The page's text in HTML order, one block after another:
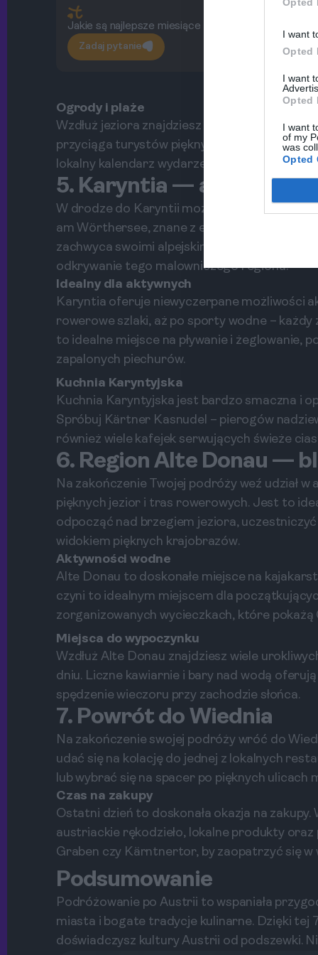
I want
Opted
I want
Opted
I want
of my
was
Opted
Jakie są najlepsze miesiące na wizytę w Austrii?
Zadaj pytanie
Ogrody i plaże
Wzdłuż jeziora znajdziesz wiele urokliwych
przyciąga turystów pięknymi ogrodami i
lokalny kalendarz wydarzeń, aby zobaczyć,
5. Karyntia — alpejskie
W drodze do Karyntii możesz zatrzymać się
am Wörthersee, znane z eleganckich willi
zachwyca swoimi alpejskimi krajobrazami
odkrywanie tego malowniczego regionu.
Idealny dla aktywnych
Karyntia oferuje niewyczerpane możliwości
rowerowe szlaki, aż po sporty wodne –
to idealne miejsce na pływanie i żeglowanie,
zapalonych piechurów.
Kuchnia Karyntyjska
Kuchnia Karyntyjska jest bardzo smaczna i
Spróbuj Kärtner Kasnudel – pierogów
również wiele kafejek serwujących świeże
6. Region Alte Donau —
Na zakończenie Twojej podróży weź udział
pięknych jezior i tras rowerowych. Jest to
odpocząć nad brzegiem jeziora,
widokiem pięknych krajobrazów.
Aktywności wodne
Alte Donau to doskonałe miejsce na
czyni to idealnym miejscem dla
zorganizowanych wycieczkach, które pokażą
Miejsca do wypoczynku
Wzdłuż Alte Donau znajdziesz wiele
dniu. Liczne kawiarnie i bary nad wodą
spędzenie wieczoru przy zachodzie słońca.
7. Powrót do Wiednia
Na zakończenie swojej podróży wróć do
udać się na kolację do jednej z lokalnych
lub wybrać się na spacer po pięknych ulicach
Czas na zakupy
Ostatni dzień to doskonała okazja na
austriackie rękodzieło, lokalne produkty oraz
Graben czy Kärntnertor, by zaopatrzyć się w
Podsumowanie
Podróżowanie po Austrii to wspaniała
miasta i bogate tradycje kulinarne. Dzięki tej
doświadczysz kultury Austrii od podszewki.